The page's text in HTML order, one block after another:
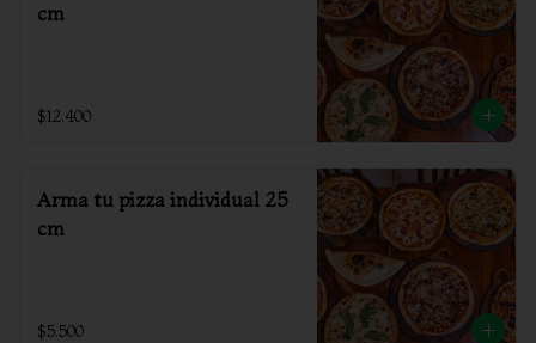
cm
$12.400
Arma tu pizza individual 25
cm
$5.500